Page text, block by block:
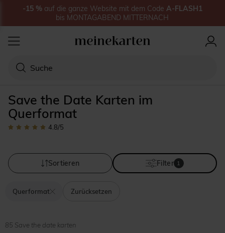
Save the Date Karten im
Querformat
4.8/5
Sortieren Filter 1
Querformat Zurücksetzen
85 Save the date karten
-15 % auf die ganze Website mit dem Code A-FLASH1
bis MONTAGABEND MITTERNACH